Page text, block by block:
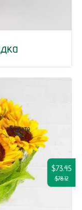
$73.45
$78.12